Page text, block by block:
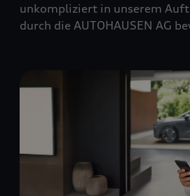
unkompliziert in unserem
durch die AUTOHAUSEN AG